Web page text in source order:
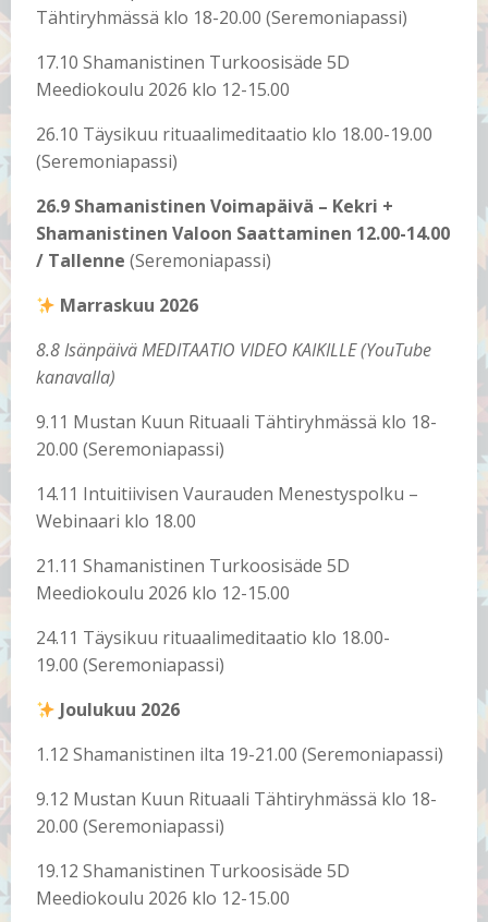
Tähtiryhmässä klo 18-20.00 (Seremoniapassi)
17.10 Shamanistinen Turkoosisäde 5D
Meediokoulu 2026 klo 12-15.00
26.10 Täysikuu rituaalimeditaatio klo 18.00-19.00
(Seremoniapassi)
26.9 Shamanistinen Voimapäivä – Kekri +
Shamanistinen Valoon Saattaminen 12.00-14.00
/ Tallenne (Seremoniapassi)
Marraskuu 2026
8.8 Isänpäivä MEDITAATIO VIDEO KAIKILLE (YouTube
kanavalla)
9.11 Mustan Kuun Rituaali Tähtiryhmässä klo 18-
20.00 (Seremoniapassi)
14.11 Intuitiivisen Vaurauden Menestyspolku –
Webinaari klo 18.00
21.11 Shamanistinen Turkoosisäde 5D
Meediokoulu 2026 klo 12-15.00
24.11 Täysikuu rituaalimeditaatio klo 18.00-
19.00 (Seremoniapassi)
Joulukuu 2026
1.12 Shamanistinen ilta 19-21.00 (Seremoniapassi)
9.12 Mustan Kuun Rituaali Tähtiryhmässä klo 18-
20.00 (Seremoniapassi)
19.12 Shamanistinen Turkoosisäde 5D
Meediokoulu 2026 klo 12-15.00